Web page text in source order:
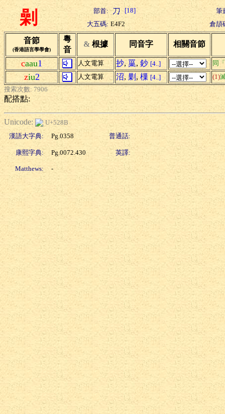
劋 部首: [18]
筆
大五碼: E4F2 倉頡
音節
(香港語言學學會)
粵
音
& 根據 同音字 相關音節
caau1 人文電算 抄, 罺, 鈔 [4..] 同
ziu2 人文電算 沼, 剿 , 樔 [4..] (1)
搜索次數: 7906
配搭點:
Unicode:
U+528B
漢語大字典:
Pg.0358 普通話:
康熙字典: Pg.0072.430 英譯:
Matthews: -